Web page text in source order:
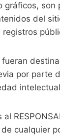
son
del
por parte
cualquier